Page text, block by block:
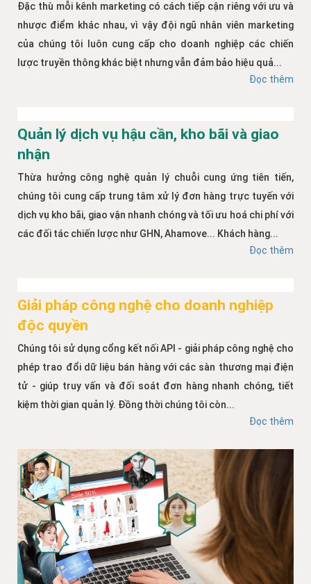
Đặc thù mỗi kênh marketing có cách tiếp cận riêng với ưu và
nhược điểm khác nhau, vì vậy đội ngũ nhân viên marketing
của chúng tôi luôn cung cấp cho doanh nghiệp các chiến
lược truyền thông khác biệt nhưng vẫn đảm bảo hiệu quả...
Đọc thêm
Quản lý dịch vụ hậu cần, kho bãi và giao
nhận
Thừa hưởng công nghệ quản lý chuỗi cung ứng tiên tiến,
chúng tôi cung cấp trung tâm xử lý đơn hàng trực tuyến với
dịch vụ kho bãi, giao vận nhanh chóng và tối ưu hoá chi phí với
các đối tác chiến lược như GHN, Ahamove... Khách hàng...
Đọc thêm
Giải pháp công nghệ cho doanh nghiệp
độc quyền
Chúng tôi sử dụng cổng kết nối API - giải pháp công nghệ cho
phép trao đổi dữ liệu bán hàng với các sàn thương mại điện
tử - giúp truy vấn và đối soát đơn hàng nhanh chóng, tiết
kiệm thời gian quản lý. Đồng thời chúng tôi còn...
Đọc thêm